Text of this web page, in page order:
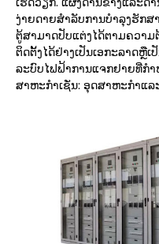
ງ່າຍດາຍສໍາລັບການບໍາລຸງຮັກ
ຕູ້ສາມາດປັບແຕ່ງໄດ້ຕາມຄວາ
ຕິດຕັ້ງໄດ້ຢ່າງເປັນເອກະລາດຫຼື
ລະບົບໄຟຟ້າການແຈກຢາຍທີ່ກໍາ
ສາຫະກໍາເຊັ່ນ: ອຸດສາຫະກໍາແ